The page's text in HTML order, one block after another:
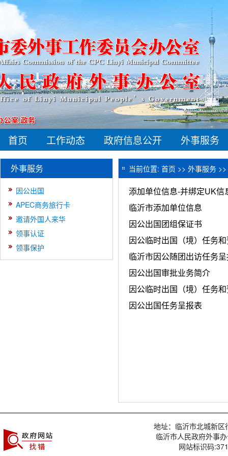
首页 工作动态 政府信息公开 外事服务
外事服务
因公出国
APEC商务旅行卡
邀请外国人来华
领事认证
领事保护
当前位置: 首页 >> 外事服务 >>
添加单位信息-并绑定UK信
临沂市添加单位信息
因公出国团组保证书
因公临时出国（境）任务
临沂市因公随团出访任务
因公出国审批业务简介
因公临时出国（境）任务
因公出国任务呈报表
地址：临沂市北城新
临沂市人民政府外事
网站标识码